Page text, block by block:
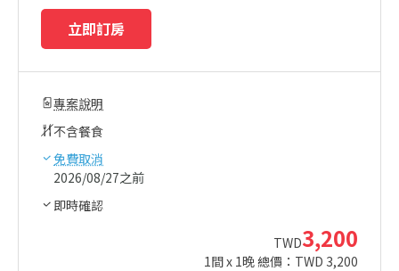
立即訂房
專案說明
不含餐食
免費取消
2026/08/27之前
即時確認
TWD3,200
1間 x 1晚 總價：TWD 3,200